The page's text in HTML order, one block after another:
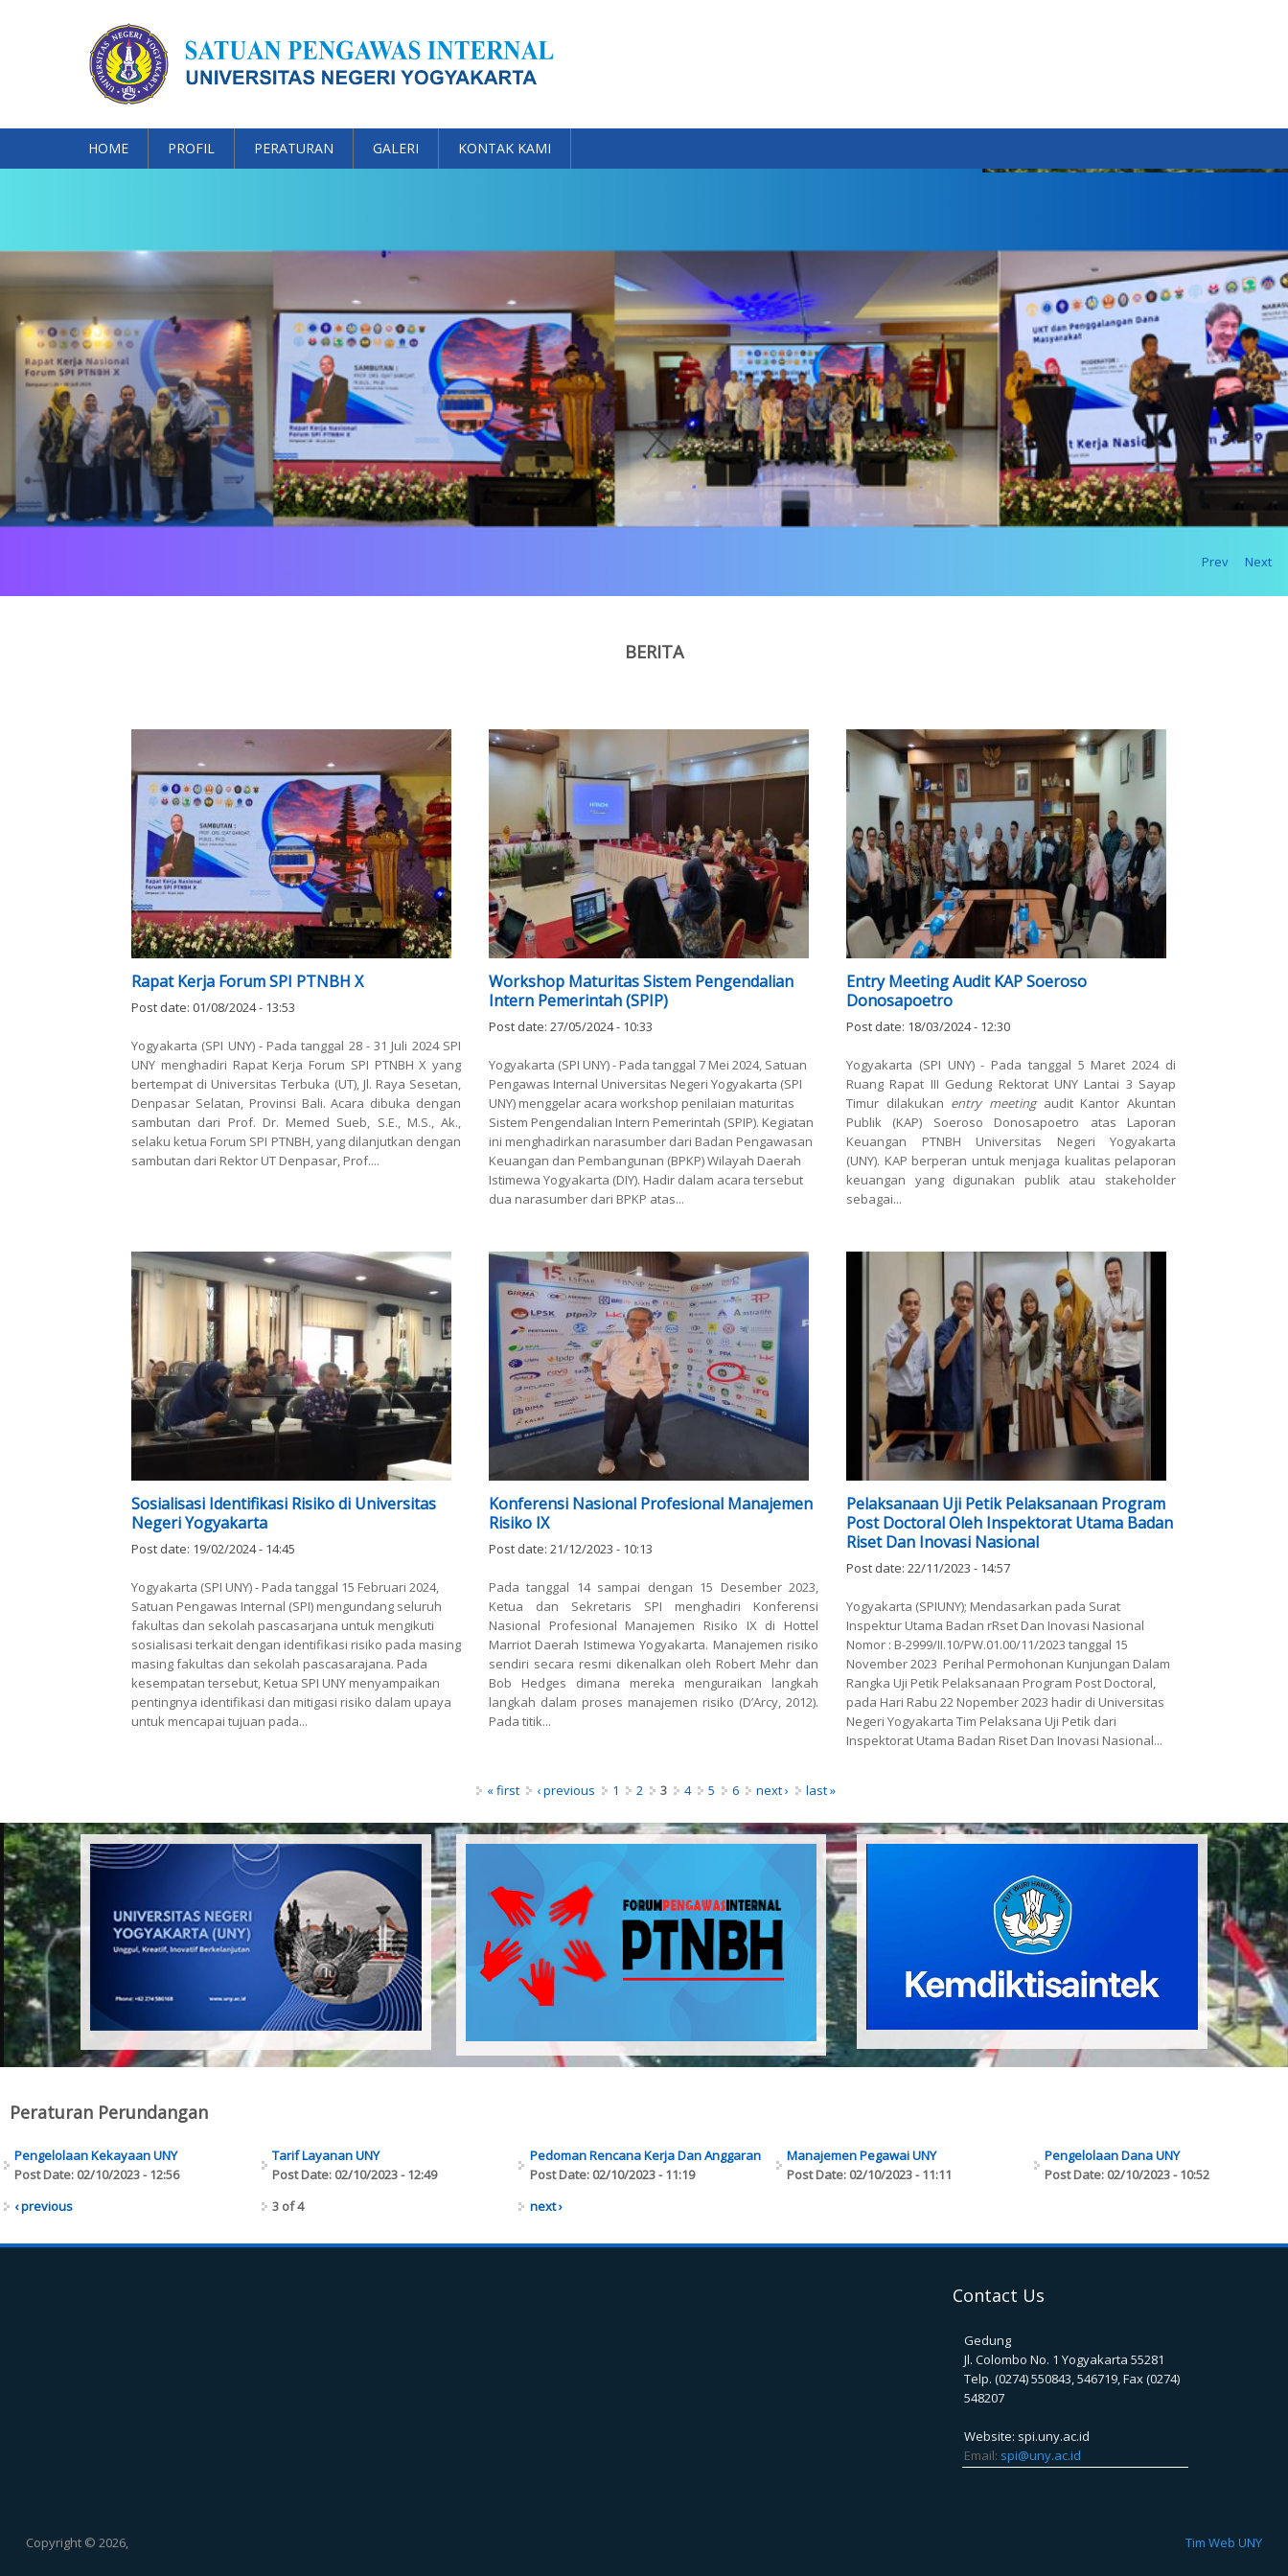
HOME PROFIL PERATURAN GALERI KONTAK KAMI
Prev Next
BERITA
Rapat Kerja Forum SPI PTNBH X
Post date: 01/08/2024 - 13:53
Yogyakarta (SPI UNY) - Pada tanggal 28 - 31 Juli 2024 SPI
UNY menghadiri Rapat Kerja Forum SPI PTNBH X yang
bertempat di Universitas Terbuka (UT), Jl. Raya Sesetan,
Denpasar Selatan, Provinsi Bali. Acara dibuka dengan
sambutan dari Prof. Dr. Memed Sueb, S.E., M.S., Ak.,
selaku ketua Forum SPI PTNBH, yang dilanjutkan dengan
sambutan dari Rektor UT Denpasar, Prof....
Workshop Maturitas Sistem Pengendalian
Intern Pemerintah (SPIP)
Post date: 27/05/2024 - 10:33
Yogyakarta (SPI UNY) - Pada tanggal 7 Mei 2024, Satuan
Pengawas Internal Universitas Negeri Yogyakarta (SPI
UNY) menggelar acara workshop penilaian maturitas
Sistem Pengendalian Intern Pemerintah (SPIP). Kegiatan
ini menghadirkan narasumber dari Badan Pengawasan
Keuangan dan Pembangunan (BPKP) Wilayah Daerah
Istimewa Yogyakarta (DIY). Hadir dalam acara tersebut
dua narasumber dari BPKP atas...
Entry Meeting Audit KAP Soeroso
Donosapoetro
Post date: 18/03/2024 - 12:30
Yogyakarta (SPI UNY) - Pada tanggal 5 Maret 2024 di
Ruang Rapat III Gedung Rektorat UNY Lantai 3 Sayap
Timur dilakukan entry meetingaudit Kantor Akuntan
Publik (KAP) Soeroso Donosapoetro atas Laporan
Keuangan PTNBH Universitas Negeri Yogyakarta
(UNY). KAP berperan untuk menjaga kualitas pelaporan
keuangan yang digunakan publik atau stakeholder
sebagai...
Sosialisasi Identifikasi Risiko di Universitas
Negeri Yogyakarta
Post date: 19/02/2024 - 14:45
Yogyakarta (SPI UNY) - Pada tanggal 15 Februari 2024,
Satuan Pengawas Internal (SPI) mengundang seluruh
fakultas dan sekolah pascasarjana untuk mengikuti
sosialisasi terkait dengan identifikasi risiko pada masing
masing fakultas dan sekolah pascasarajana. Pada
kesempatan tersebut, Ketua SPI UNY menyampaikan
pentingnya identifikasi dan mitigasi risiko dalam upaya
untuk mencapai tujuan pada...
Konferensi Nasional Profesional Manajemen
Risiko IX
Post date: 21/12/2023 - 10:13
Pada tanggal 14 sampai dengan 15 Desember 2023,
Ketua dan Sekretaris SPI menghadiri Konferensi
Nasional Profesional Manajemen Risiko IX di Hottel
Marriot Daerah Istimewa Yogyakarta. Manajemen risiko
sendiri secara resmi dikenalkan oleh Robert Mehr dan
Bob Hedges dimana mereka menguraikan langkah
langkah dalam proses manajemen risiko (D’Arcy, 2012).
Pada titik...
Pelaksanaan Uji Petik Pelaksanaan Program
Post Doctoral Oleh Inspektorat Utama Badan
Riset Dan Inovasi Nasional
Post date: 22/11/2023 - 14:57
Yogyakarta (SPIUNY); Mendasarkan pada Surat
Inspektur Utama Badan rRset Dan Inovasi Nasional
Nomor : B-2999/II.10/PW.01.00/11/2023 tanggal 15
November 2023 Perihal Permohonan Kunjungan Dalam
Rangka Uji Petik Pelaksanaan Program Post Doctoral,
pada Hari Rabu 22 Nopember 2023 hadir di Universitas
Negeri Yogyakarta Tim Pelaksana Uji Petik dari
Inspektorat Utama Badan Riset Dan Inovasi Nasional...
« first ‹ previous 1 2 3 4 5 6 next › last »
Peraturan Perundangan
Pengelolaan Kekayaan UNY
Post Date: 02/10/2023 - 12:56
Tarif Layanan UNY
Post Date: 02/10/2023 - 12:49
Pedoman Rencana Kerja Dan Anggaran
Post Date: 02/10/2023 - 11:19
Manajemen Pegawai UNY
Post Date: 02/10/2023 - 11:11
Pengelolaan Dana UNY
Post Date: 02/10/2023 - 10:52
‹ previous
3 of 4 next ›
Contact Us
Gedung
Jl. Colombo No. 1 Yogyakarta 55281
Telp. (0274) 550843, 546719, Fax (0274)
548207
Website: spi.uny.ac.id
Email: spi@uny.ac.id
Copyright © 2026, Tim Web UNY